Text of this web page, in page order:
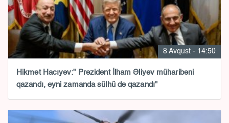
8 Avqust - 14:50
Hikmət Hacıyev:" Prezident İlham Əliyev müharibəni
qazandı, eyni zamanda sülhü də qazandı"